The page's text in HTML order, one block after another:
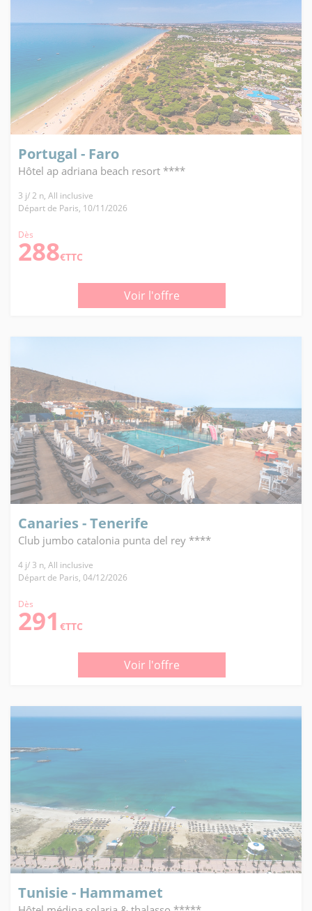
Portugal - Faro
Hôtel ap adriana beach resort ****
3 j/ 2 n, All inclusive
Départ de Paris, 10/11/2026
Dès
288€TTC
Voir l'offre
Canaries - Tenerife
Club jumbo catalonia punta del rey ****
4 j/ 3 n, All inclusive
Départ de Paris, 04/12/2026
Dès
291 €TTC
Voir l'offre
Tunisie - Hammamet